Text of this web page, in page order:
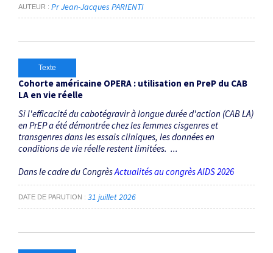
AUTEUR Pr Jean-Jacques PARIENTI
Texte
Cohorte américaine OPERA : utilisation en PreP du CAB
LA en vie réelle
Si l'efficacité du cabotégravir à longue durée d'action (CAB LA)
en PrEP a été démontrée chez les femmes cisgenres et
transgenres dans les essais cliniques, les données en
conditions de vie réelle restent limitées. ...
Dans le cadre du CongrèsActualités au congrès AIDS 2026
DATE DE PARUTION 31 juillet 2026